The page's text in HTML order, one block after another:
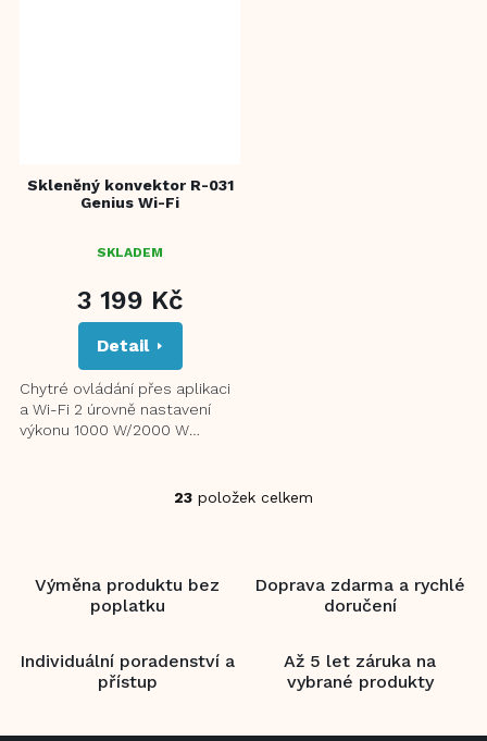
Skleněný konvektor R-031
Genius Wi-Fi
SKLADEM
3 199 Kč
Detail
Chytré ovládání přes aplikaci
a Wi-Fi 2 úrovně nastavení
výkonu 1000 W/2000 W
O
k
23 položek celkem
Výměna produktu bez
poplatku
Doprava zdarma a rychlé
doručení
Individuální poradenství a
přístup
Až 5 let záruka na
vybrané produkty